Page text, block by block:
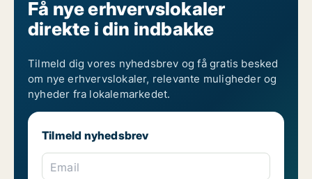
Få nye erhvervslokaler
direkte i din indbakke
Tilmeld dig vores nyhedsbrev og få gratis besked
om nye erhvervslokaler, relevante muligheder og
nyheder fra lokalemarkedet.
Tilmeld nyhedsbrev
Email